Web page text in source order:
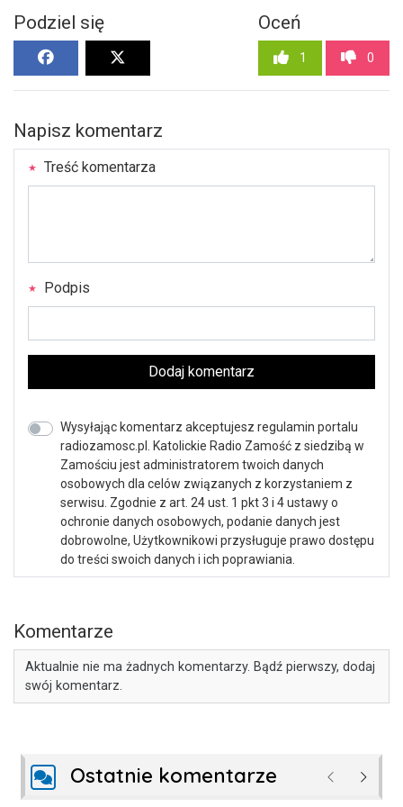
Podziel się Oceń
1 0
Napisz komentarz
Treść komentarza
Podpis
Dodaj komentarz
Wysyłając komentarz akceptujesz regulamin portalu
radiozamosc.pl. Katolickie Radio Zamość z siedzibą w
Zamościu jest administratorem twoich danych
osobowych dla celów związanych z korzystaniem z
serwisu. Zgodnie z art. 24 ust. 1 pkt 3 i 4 ustawy o
ochronie danych osobowych, podanie danych jest
dobrowolne, Użytkownikowi przysługuje prawo dostępu
do treści swoich danych i ich poprawiania.
Komentarze
Aktualnie nie ma żadnych komentarzy. Bądź pierwszy, dodaj
swój komentarz.
Ostatnie komentarze Poprzednie